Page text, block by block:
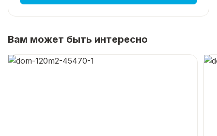
Вам может быть интересно